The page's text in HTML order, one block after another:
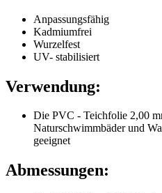
Anpassungsfähig
Kadmiumfrei
Wurzelfest
UV- stabilisiert
Verwendung:
Die PVC - Teichfolie 2,00
Naturschwimmbäder und
geeignet
Abmessungen: